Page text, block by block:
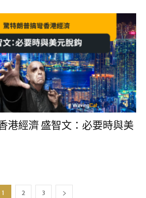
港經濟 盛智文：必要時與美
1 2 3